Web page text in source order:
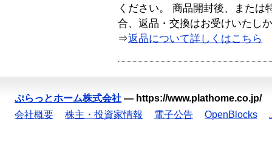
ください。 商品開封後、または
合、返品・交換はお受けいたし
⇒返品について詳しくはこちら
ぷらっとホーム株式会社 — https://www.plathome.co.jp/
会社概要
株主・投資家情報 電子公告 OpenBlocks